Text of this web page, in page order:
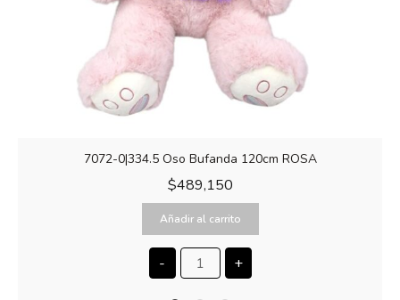
7072-0|334.5 Oso Bufanda 120cm ROSA
$489,150
Añadir al carrito
- +